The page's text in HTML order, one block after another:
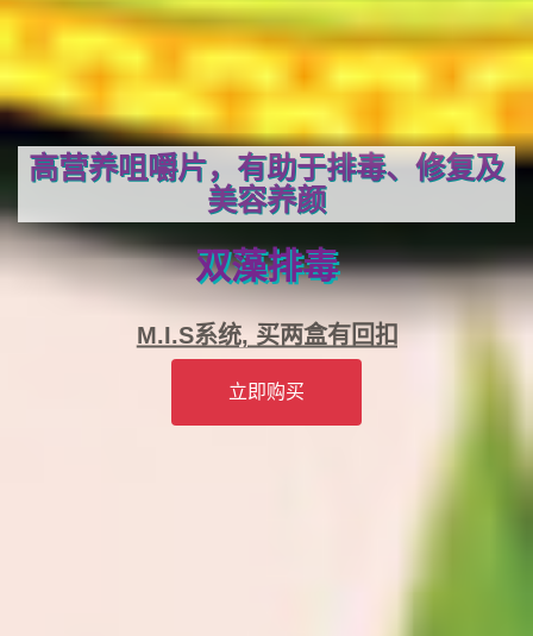
高营养咀嚼片，有助于排毒、修复及
美容养颜
双藻排毒
M.I.S系统, 买两盒有回扣
立即购买